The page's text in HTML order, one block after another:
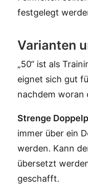
festgelegt
Varianten
„50“ ist als
eignet sich gut
nachdem woran
Strenge
immer über ein
werden. Kann
übersetzt
geschafft.